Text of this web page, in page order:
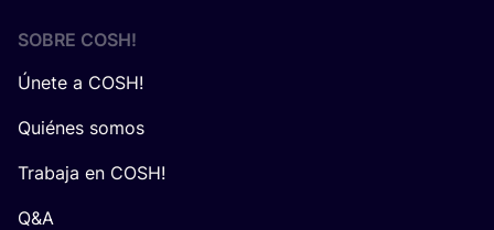
SOBRE COSH!
Únete a COSH!
Quiénes somos
Trabaja en COSH!
Q&A